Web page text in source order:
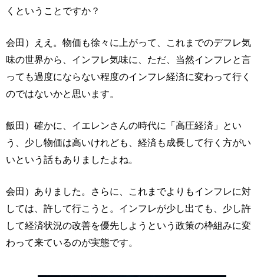
くということですか？
会田）ええ。物価も徐々に上がって、これまでのデフレ気
味の世界から、インフレ気味に、ただ、当然インフレと言
っても過度にならない程度のインフレ経済に変わって行く
のではないかと思います。
飯田）確かに、イエレンさんの時代に「高圧経済」とい
う、少し物価は高いけれども、経済も成長して行く方がい
いという話もありましたよね。
会田）ありました。さらに、これまでよりもインフレに対
しては、許して行こうと。インフレが少し出ても、少し許
して経済状況の改善を優先しようという政策の枠組みに変
わって来ているのが実態です。